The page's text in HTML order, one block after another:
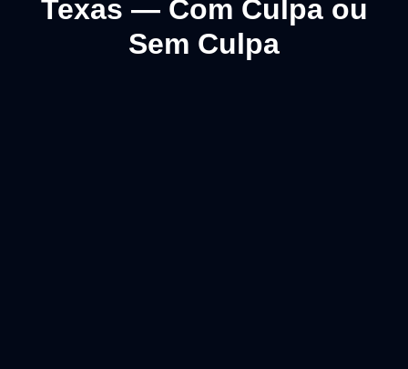
Texas — Com Culpa ou
Sem Culpa